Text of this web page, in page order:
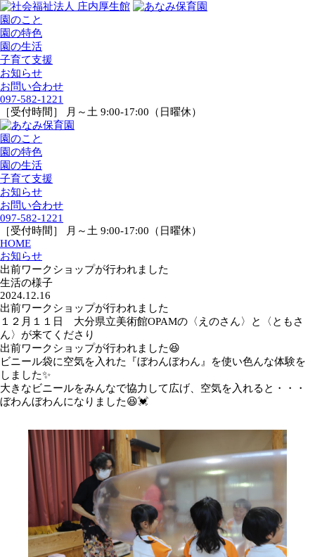
園のこと
園の特色
園の生活
子育て支援
お知らせ
お問い合わせ
097-582-1221
［受付時間］ 月～土 9:00-17:00（日曜休）
園のこと
園の特色
園の生活
子育て支援
お知らせ
お問い合わせ
097-582-1221
［受付時間］ 月～土 9:00-17:00（日曜休）
HOME
お知らせ
出前ワークショップが行われました
生活の様子
2024.12.16
出前ワークショップが行われました
１２月１１日 大分県立美術館OPAMの〈えのさん〉と〈ともさ
ん〉が来てくださり
出前ワークショップが行われました😆
ビニール袋に空気を入れた『ぼわんぼわん』を使い色んな体験を
しました✨
大きなビニールをみんなで協力して広げ、空気を入れると・・・
ぼわんぼわんになりました😆💓